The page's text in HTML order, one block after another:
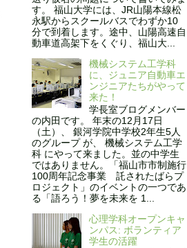
す。 福山大学には、JR山陽本線松
永駅からスクールバスでわずか10
分で到着します。途中、山陽高速自
動車道高架下をくぐり、福山大...
機械システム工学科
に、ジュニア自動車エ
ンジニアたちがやって
来た！
学長室ブログメンバー
の内田です。 年末の12月17日
（土）、 銀河学院中学校2年生5人
のグループ が、 機械システム工学
科 にやって来ました。並の中学生
ではありません。「福山市市制施行
100周年記念事業 託されたばらプ
ロジェクト」のイベントの一つであ
る「語ろう！夢を未来を 1...
心理学科オープンキャ
ンパス: ボランティア
学生の活躍